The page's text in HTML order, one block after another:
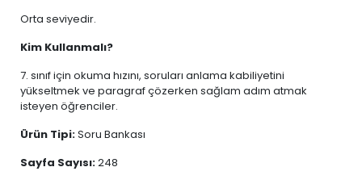
Orta seviyedir.
Kim Kullanmalı?
7. sınıf için okuma hızını, soruları anlama kabiliyetini
yükseltmek ve paragraf çözerken sağlam adım atmak
isteyen öğrenciler.
Ürün Tipi:Soru Bankası
Sayfa Sayısı:248